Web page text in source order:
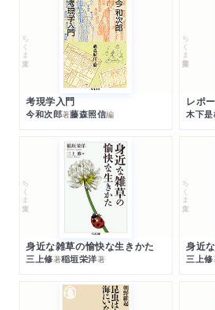
ちくま文庫
考現学入門
今和次郎著藤森照信編
ちくま学芸文庫
レポ
木下
ちくま文庫
身近な雑草の愉快な生きかた
三上修著稲垣栄洋著
ちくま文庫
身近
三上修